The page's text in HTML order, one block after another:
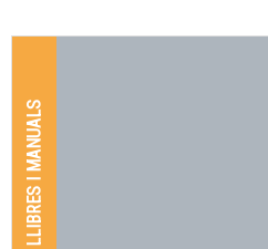
LLIBRES I MANUALS